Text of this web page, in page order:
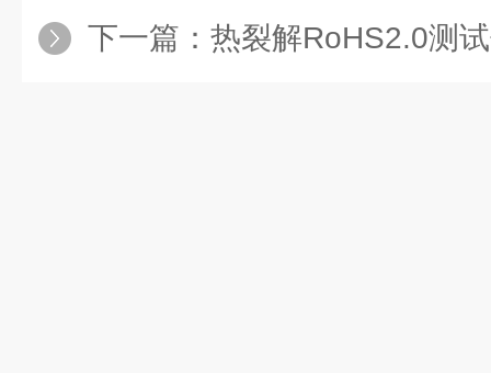
下一篇： 热裂解RoHS2.0测试仪的